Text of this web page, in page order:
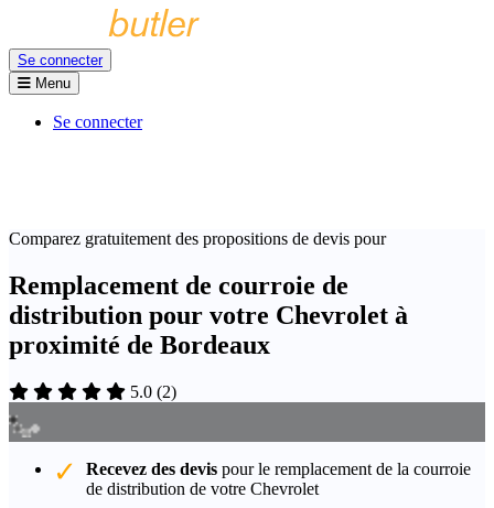
Se connecter
Menu
Se connecter
Comparez gratuitement des propositions de devis pour
Remplacement de courroie de
distribution pour votre Chevrolet à
proximité de Bordeaux
5.0 (2)
Recevez des devis pour le remplacement de la courroie
de distribution de votre Chevrolet